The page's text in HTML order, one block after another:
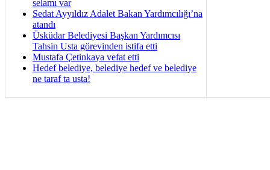
selamı var
Sedat Ayyıldız Adalet Bakan Yardımcılığı’na
atandı
Üsküdar Belediyesi Başkan Yardımcısı
Tahsin Usta görevinden istifa etti
Mustafa Çetinkaya vefat etti
Hedef belediye, belediye hedef ve belediye
ne taraf ta usta!